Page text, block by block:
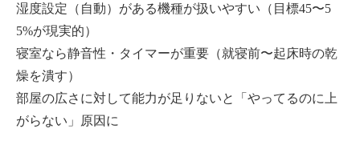
湿度設定（自動）がある機種が扱いやすい（目標45〜5
5%が現実的）
寝室なら静音性・タイマーが重要（就寝前〜起床時の乾
燥を潰す）
部屋の広さに対して能力が足りないと「やってるのに上
がらない」原因に